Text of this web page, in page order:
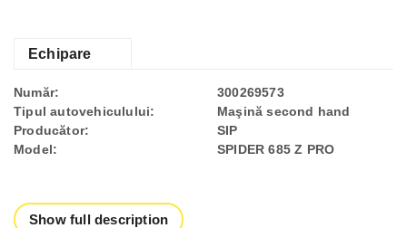
Echipare
Număr:
300269573
Tipul autovehiculului:
Maşină second hand
Producător:
SIP
Model:
SPIDER 685 Z PRO
Show full description